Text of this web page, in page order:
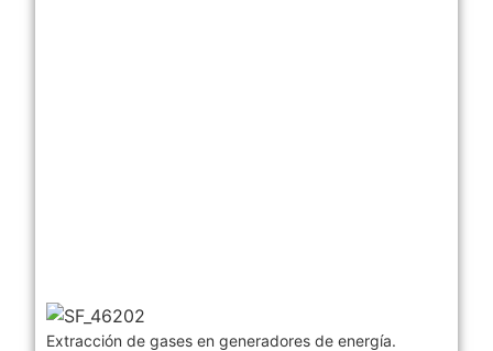
Extracción de gases en generadores de energía.